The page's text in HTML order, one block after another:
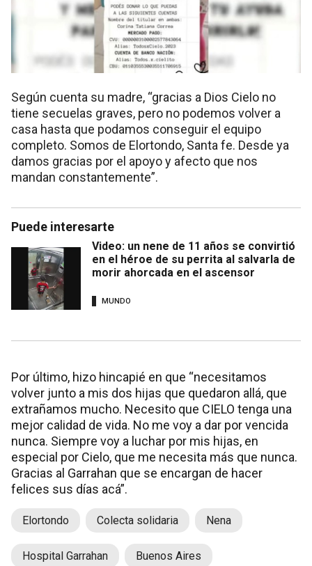
Según cuenta su madre, “gracias a Dios Cielo no
tiene secuelas graves, pero no podemos volver a
casa hasta que podamos conseguir el equipo
completo. Somos de Elortondo, Santa fe. Desde ya
damos gracias por el apoyo y afecto que nos
mandan constantemente”.
Puede interesarte
Video: un nene de 11 años se convirtió
en el héroe de su perrita al salvarla de
morir ahorcada en el ascensor
MUNDO
Por último, hizo hincapié en que “necesitamos
volver junto a mis dos hijas que quedaron allá, que
extrañamos mucho. Necesito que CIELO tenga una
mejor calidad de vida. No me voy a dar por vencida
nunca. Siempre voy a luchar por mis hijas, en
especial por Cielo, que me necesita más que nunca.
Gracias al Garrahan que se encargan de hacer
felices sus días acá”.
Elortondo Colecta solidaria Nena
Hospital Garrahan Buenos Aires